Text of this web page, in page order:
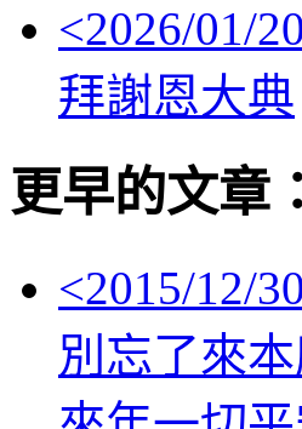
<2026/01/20
拜謝恩大典
更早的文章：
<2015/12/30
別忘了來